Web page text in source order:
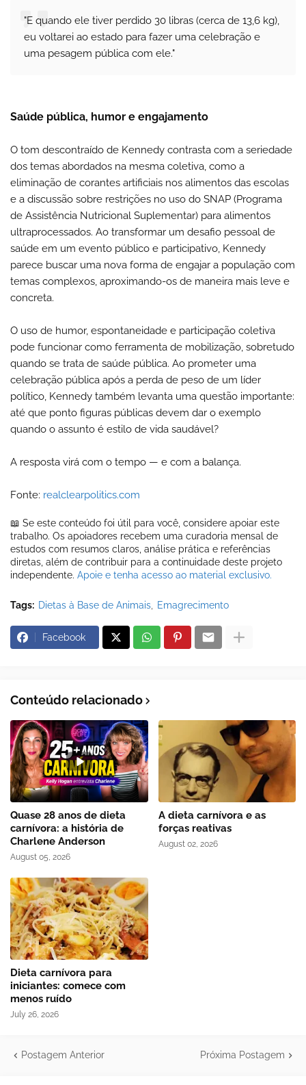
"E quando ele tiver perdido 30 libras (cerca de 13,6 kg),
eu voltarei ao estado para fazer uma celebração e
uma pesagem pública com ele."
Saúde pública, humor e engajamento
O tom descontraído de Kennedy contrasta com a seriedade
dos temas abordados na mesma coletiva, como a
eliminação de corantes artificiais nos alimentos das escolas
e a discussão sobre restrições no uso do SNAP (Programa
de Assistência Nutricional Suplementar) para alimentos
ultraprocessados. Ao transformar um desafio pessoal de
saúde em um evento público e participativo, Kennedy
parece buscar uma nova forma de engajar a população com
temas complexos, aproximando-os de maneira mais leve e
concreta.
O uso de humor, espontaneidade e participação coletiva
pode funcionar como ferramenta de mobilização, sobretudo
quando se trata de saúde pública. Ao prometer uma
celebração pública após a perda de peso de um líder
político, Kennedy também levanta uma questão importante:
até que ponto figuras públicas devem dar o exemplo
quando o assunto é estilo de vida saudável?
A resposta virá com o tempo — e com a balança.
Fonte: realclearpolitics.com
📖 Se este conteúdo foi útil para você, considere apoiar este
trabalho. Os apoiadores recebem uma curadoria mensal de
estudos com resumos claros, análise prática e referências
diretas, além de contribuir para a continuidade deste projeto
independente. Apoie e tenha acesso ao material exclusivo.
Tags: Dietas à Base de Animais Emagrecimento
Facebook
Conteúdo relacionado
Quase 28 anos de dieta
carnívora: a história de
Charlene Anderson
August 05, 2026
A dieta carnívora e as
forças reativas
August 02, 2026
Dieta carnívora para
iniciantes: comece com
menos ruído
July 26, 2026
Postagem Anterior Próxima Postagem